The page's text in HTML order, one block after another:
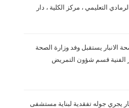
التعليمي ، مركز الكلية ، دار
الانبار يستقبل وفد وزارة الصحة
الفنية قسم شؤون التمريض
يجري جوله تفقدية لبناية مستشفى